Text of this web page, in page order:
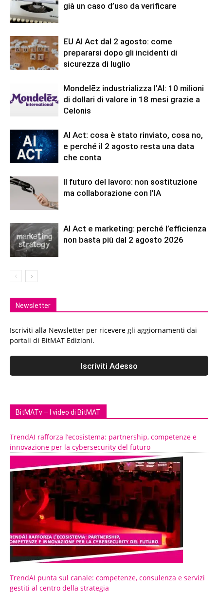
già un caso d’uso da verificare
EU AI Act dal 2 agosto: come
prepararsi dopo gli incidenti di
sicurezza di luglio
Mondelēz industrializza l’AI: 10 milioni
di dollari di valore in 18 mesi grazie a
Celonis
AI Act: cosa è stato rinviato, cosa no,
e perché il 2 agosto resta una data
che conta
Il futuro del lavoro: non sostituzione
ma collaborazione con l’IA
AI Act e marketing: perché l’efficienza
non basta più dal 2 agosto 2026
Newsletter
Iscriviti alla Newsletter per ricevere gli aggiornamenti dai
portali di BitMAT Edizioni.
BitMATv – I video di BitMAT
TrendAI rafforza l’ecosistema: partnership, competenze e
innovazione per la cybersecurity del futuro
TrendAI punta sul canale: competenze, consulenza e servizi
gestiti al centro della strategia